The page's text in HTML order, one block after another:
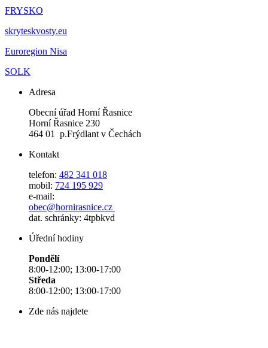
FRYSKO
skryteskvosty.eu
Euroregion Nisa
SOLK
Adresa
Obecní úřad Horní Řasnice
Horní Řasnice 230
464 01 p.Frýdlant v Čechách
Kontakt
telefon: 482 341 018
mobil: 724 195 929
e-mail:
obec@hornirasnice.cz
dat. schránky: 4tpbkvd
Úřední hodiny
Pondělí
8:00-12:00; 13:00-17:00
Středa
8:00-12:00; 13:00-17:00
Zde nás najdete